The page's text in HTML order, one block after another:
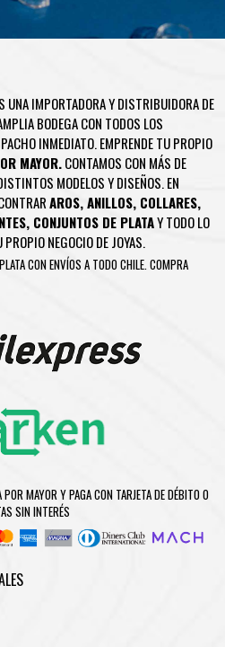
UNA IMPORTADORA Y DISTRIBUIDORA DE
BODEGA CON TODOS LOS
INMEDIATO. EMPRENDE TU PROPIO
MAYOR.CONTAMOS CON MÁS DE
MODELOS Y DISEÑOS. EN
AROS,ANILLOS, COLLARES,
, CONJUNTOS DE PLATAY TODO LO
NEGOCIO DE JOYAS.
CON ENVÍOS A TODO CHILE. COMPRA
MAYOR Y PAGA CON TARJETA DE DÉBITO O
SIN INTERÉS